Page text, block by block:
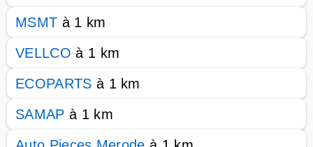
MSMT à 1 km
VELLCO à 1 km
ECOPARTS à 1 km
SAMAP à 1 km